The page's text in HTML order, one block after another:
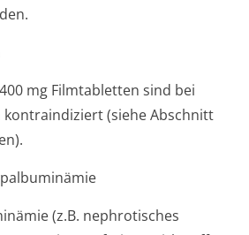
mg Filmtabletten sind bei
kontraindiziert (siehe Abschnitt
(z.B. nephrotisches